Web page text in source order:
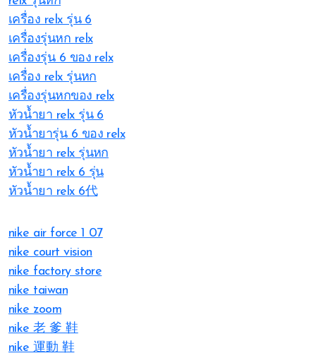
เครื่อง relx รุ่น 6
เครื่องรุ่นหก relx
เครื่องรุ่น 6 ของ relx
เครื่อง relx รุ่นหก
เครื่องรุ่นหกของ relx
หัวน้ำยา relx รุ่น 6
หัวน้ำยารุ่น 6 ของ relx
หัวน้ำยา relx รุ่นหก
หัวน้ำยา relx 6 รุ่น
หัวน้ำยา relx 6代
nike air force 1 07
nike court vision
nike factory store
nike taiwan
nike zoom
nike 老 爹 鞋
nike 運動 鞋